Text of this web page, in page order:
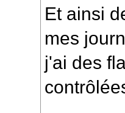
Et ainsi
mes
j'ai des